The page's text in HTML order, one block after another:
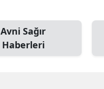
Avni Sağır
Haberleri